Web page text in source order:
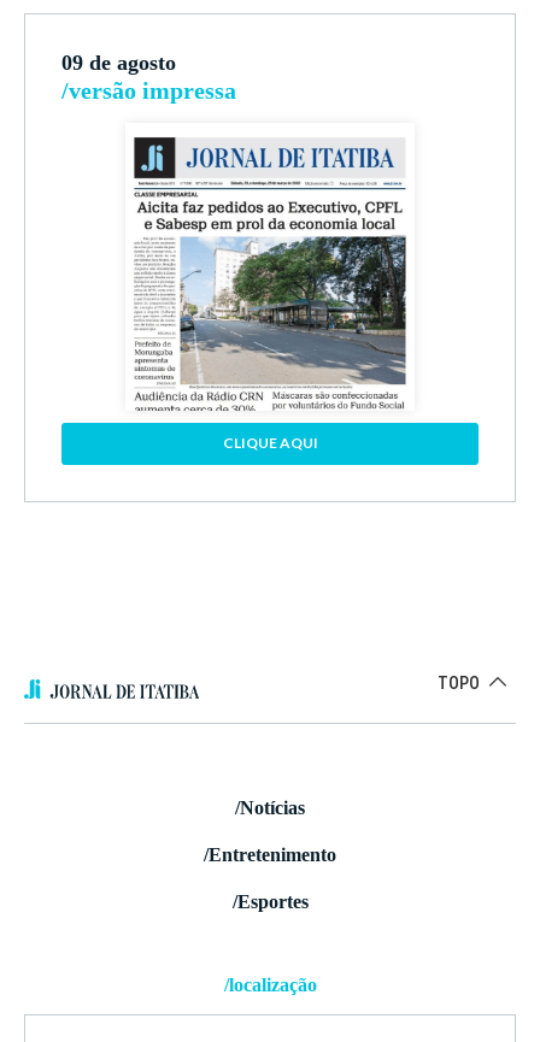
09 de agosto
/versão impressa
CLIQUE AQUI
TOPO
/Notícias
/Entretenimento
/Esportes
/localização